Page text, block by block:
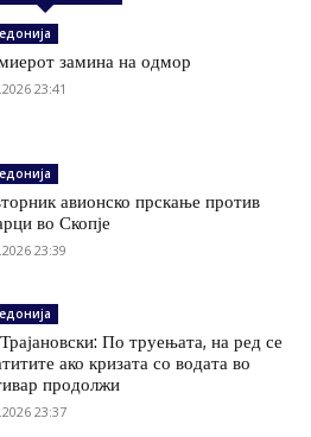
замина на одмор
23:41
авионско прскање против
во Скопје
23:39
По труењата, на ред се
ако кризата со водата во
продолжи
23:37